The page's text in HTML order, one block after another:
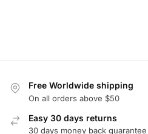
Free Worldwide shipping
On all orders above $50
Easy 30 days returns
30 days money back guarantee